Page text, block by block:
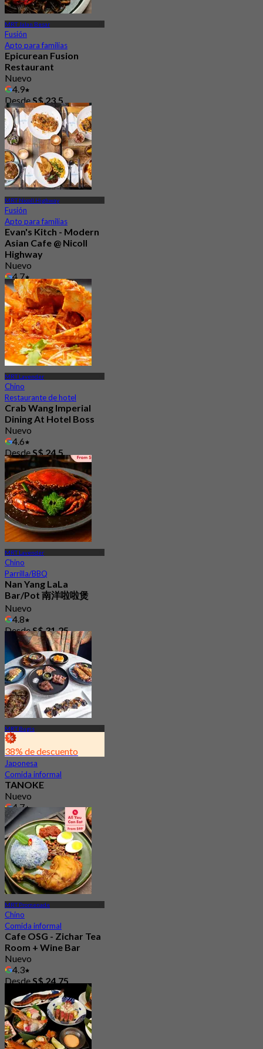
MRT Jalan Besar
Fusión
Apto para familias
Epicurean Fusion
Restaurant
Nuevo
4.9
DesdeS$ 23.5
MRT Nicoll Highway
Fusión
Apto para familias
Evan's Kitch - Modern
Asian Cafe @ Nicoll
Highway
Nuevo
4.7
DesdeS$ 46.66
MRT Lavender
Chino
Restaurante de hotel
Crab Wang Imperial
Dining At Hotel Boss
Nuevo
4.6
DesdeS$ 24.5
MRT Lavender
Chino
Parrilla/BBQ
Nan Yang LaLa
Bar/Pot 南洋啦啦煲
Nuevo
4.8
DesdeS$ 31.25
MRT Bugis
38% de descuento
Japonesa
Comida informal
TANOKE
Nuevo
4.7
Desde S$ 45.56
MRT Promenade
Chino
Comida informal
Cafe OSG - Zichar Tea
Room + Wine Bar
Nuevo
4.3
DesdeS$ 24.75